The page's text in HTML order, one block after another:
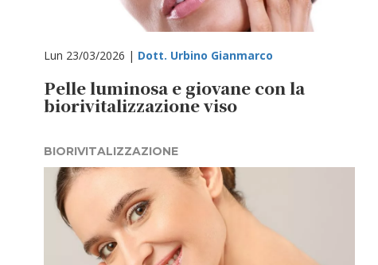
Lun 23/03/2026 | Dott. Urbino Gianmarco
Pelle luminosa e giovane con la
biorivitalizzazione viso
BIORIVITALIZZAZIONE